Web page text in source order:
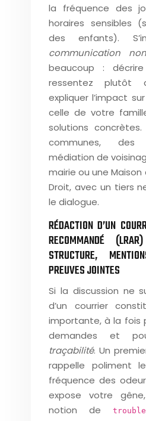
la fréquence des
horaires sensibles
des enfants).
communication
beaucoup :
ressentez plutôt
expliquer l’impact
celle de votre
solutions
communes,
médiation de
mairie ou une
Droit, avec un tiers
le dialogue.
RÉDACTION D’UN
RECOMMANDÉ
STRUCTURE,
PREUVES JOINTES
Si la discussion ne
d’un courrier
importante, à la fois
demandes et
traçabilité. Un
rappelle poliment
fréquence des
expose votre
notion de